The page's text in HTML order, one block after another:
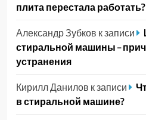
плита перестала работать?
Александр Зубков к записи
стиральной машины –
устранения
Кирилл Данилов к записи
в стиральной машине?